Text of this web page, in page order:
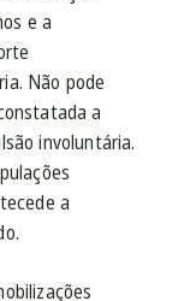
e a
Não pode
a
involuntária.
a